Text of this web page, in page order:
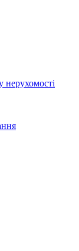
нерухомості